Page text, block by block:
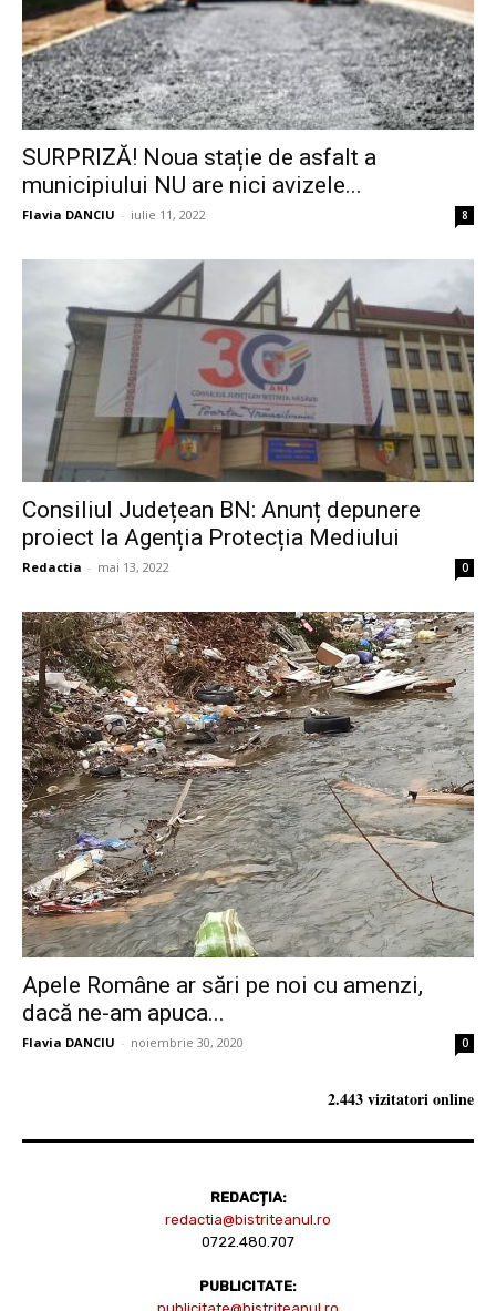
SURPRIZĂ! Noua stație de asfalt a
municipiului NU are nici avizele...
Flavia DANCIU - iulie 11, 2022 8
Consiliul Județean BN: Anunț depunere
proiect la Agenția Protecția Mediului
Redactia - mai 13, 2022 0
Apele Române ar sări pe noi cu amenzi,
dacă ne-am apuca...
Flavia DANCIU - noiembrie 30, 2020 0
2.443 vizitatori online
REDACȚIA:
redactia@bistriteanul.ro
0722.480.707
PUBLICITATE:
publicitate@bistriteanul.ro